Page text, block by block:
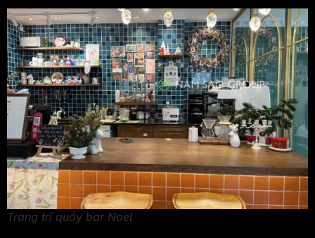
Trang trí quầy bar Noel